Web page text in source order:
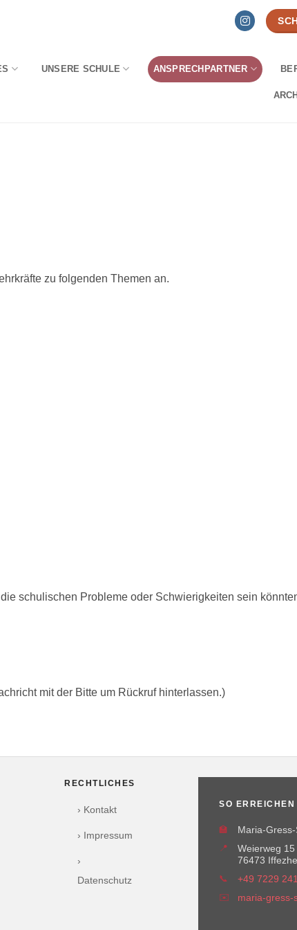
UNSERE SCHULE ANSPRECHPARTNER
zu folgenden Themen an.
schulischen Probleme oder Schwierigkeiten sein
mit der Bitte um Rückruf hinterlassen.)
RECHTLICHES
› Kontakt
› Impressum
›
Datenschutz
SO
🏫
Maria-
📍
Weierweg 15
76473
📞
+49 7229
✉️
maria-gress-